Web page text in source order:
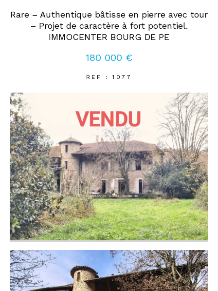
Rare – Authentique bâtisse en pierre avec tour
– Projet de caractère à fort potentiel.
IMMOCENTER BOURG DE PE
180 000 €
REF : 1077
Coups de coeur Exclusivités Nouveautés